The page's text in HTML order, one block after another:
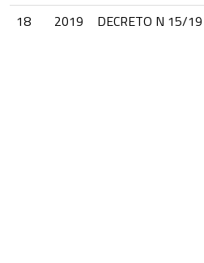
18
2019 DECRETO N 15/19